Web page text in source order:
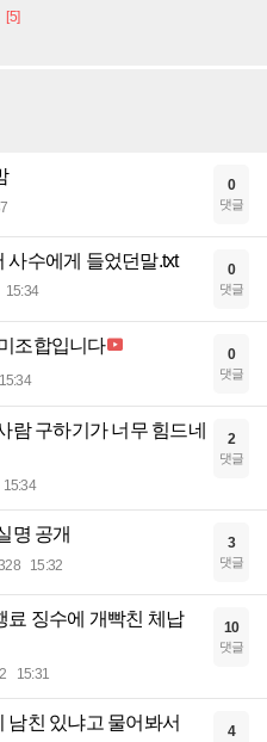
[5]
0
댓글
사수에게 들었던말.txt
15:34
0
댓글
조합입니다
15:34
0
댓글
람 구하기가 너무 힘드네
15:34
2
댓글
명 공개
15:32
3
댓글
료 징수에 개빡친 체납
15:31
10
댓글
남친 있냐고 물어봐서 4